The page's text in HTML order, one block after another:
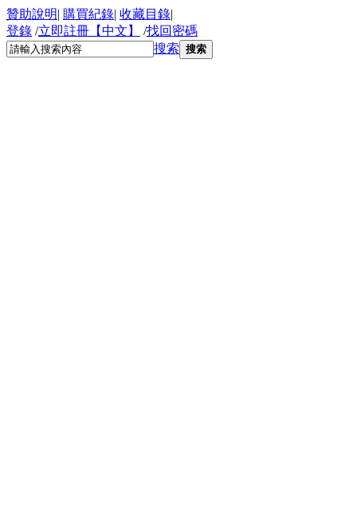
贊助說明| 購買紀錄| 收藏目錄|
登錄 /立即註冊【中文】 /找回密碼
搜索 搜索